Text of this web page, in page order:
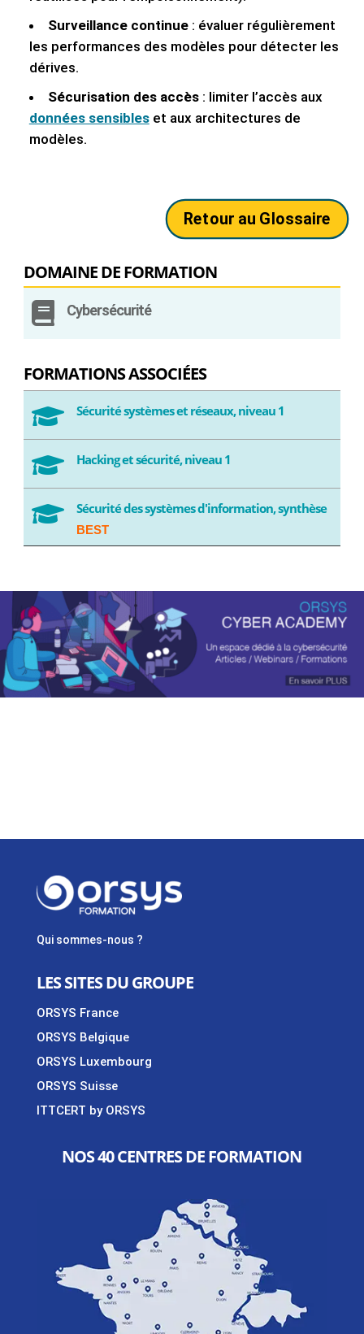
Surveillance continue: évaluer régulièrement
les performances des modèles pour détecter les
dérives.
Sécurisation des accès: limiter l’accès aux
données sensibleset aux architectures de
modèles.
Retour au Glossaire
DOMAINE DE FORMATION
 Cybersécurité
FORMATIONS ASSOCIÉES
 Sécurité systèmes et réseaux, niveau 1
 Hacking et sécurité, niveau 1
 Sécurité des systèmes d'information, synthèse
BEST
Qui sommes-nous ?
LES SITES DU GROUPE
ORSYS France
ORSYS Belgique
ORSYS Luxembourg
ORSYS Suisse
ITTCERT by ORSYS
NOS 40 CENTRES DE FORMATION